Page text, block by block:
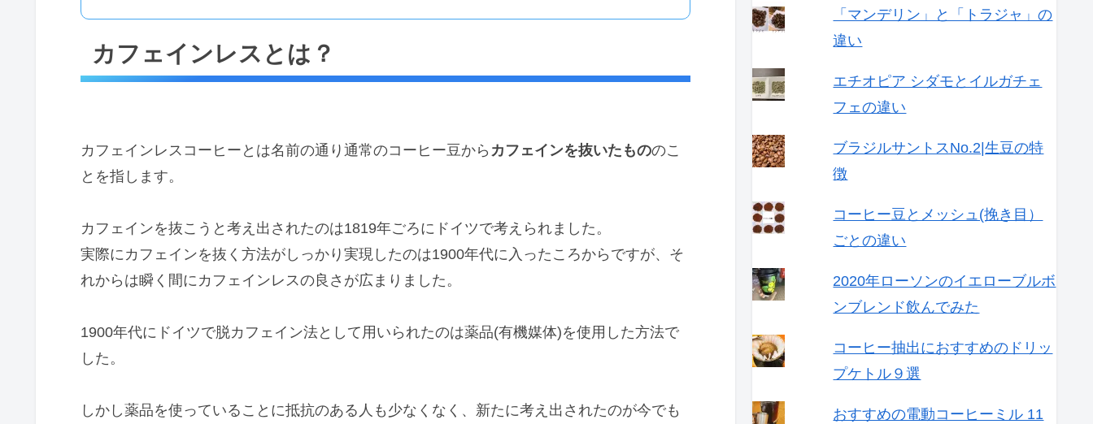
カフェインレスとは？
カフェインレスコーヒーとは名前の通り通常のコーヒー豆から カフェインを抜いたもののこ
とを指します。
カフェインを抜こうと考え出されたのは1819年ごろにドイツで考えられました。
実際にカフェインを抜く方法がしっかり実現したのは1900年代に入ったころからですが、そ
れからは瞬く間にカフェインレスの良さが広まりました。
1900年代にドイツで脱カフェイン法として用いられたのは薬品(有機媒体)を使用した方法で
した。
しかし薬品を使っていることに抵抗のある人も少なくなく、新たに考え出されたのが今でも
「マンデリン」と「トラジャ」の
違い
エチオピア シダモとイルガチェ
フェの違い
ブラジルサントスNo.2|生豆の特
徴
コーヒー豆とメッシュ(挽き目）
ごとの違い
2020年ローソンのイエローブルボ
ンブレンド飲んでみた
コーヒー抽出におすすめのドリッ
プケトル９選
おすすめの電動コーヒーミル 11